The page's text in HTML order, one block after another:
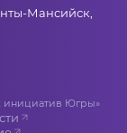
Мансийск,
инициатив Югры»